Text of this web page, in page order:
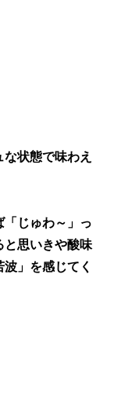
状態で味わえ
「じゅわ～」っ
と思いきや酸味
」を感じてく